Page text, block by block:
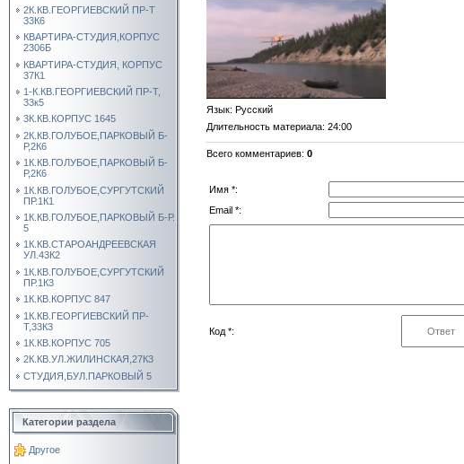
2К.КВ.ГЕОРГИЕВСКИЙ ПР-Т
33К6
КВАРТИРА-СТУДИЯ,КОРПУС
2306Б
КВАРТИРА-СТУДИЯ, КОРПУС
37К1
1-К.КВ.ГЕОРГИЕВСКИЙ ПР-Т,
33к5
3К.КВ.КОРПУС 1645
2К.КВ.ГОЛУБОЕ,ПАРКОВЫЙ Б-
Р,2К6
1К.КВ.ГОЛУБОЕ,ПАРКОВЫЙ Б-
Р,2К6
1К.КВ.ГОЛУБОЕ,СУРГУТСКИЙ
ПР.1К1
1К.КВ.ГОЛУБОЕ,ПАРКОВЫЙ Б-Р.
5
1К.КВ.СТАРОАНДРЕЕВСКАЯ
УЛ.43К2
1К.КВ.ГОЛУБОЕ,СУРГУТСКИЙ
ПР.1К3
1К.КВ.КОРПУС 847
1К.КВ.ГЕОРГИЕВСКИЙ ПР-
Т,33К3
1К.КВ.КОРПУС 705
2К.КВ.УЛ.ЖИЛИНСКАЯ,27К3
СТУДИЯ,БУЛ.ПАРКОВЫЙ 5
Категории раздела
Другое
Язык: Русский
Длительность материала: 24:00
Всего комментариев: 0
Имя *:
Email *:
Код *: